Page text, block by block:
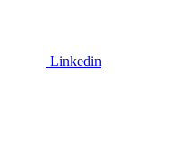
Linkedin